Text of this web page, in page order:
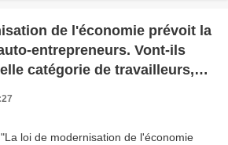
de l'économie prévoit la
entrepreneurs. Vont-ils
catégorie de travailleurs,
groupes?